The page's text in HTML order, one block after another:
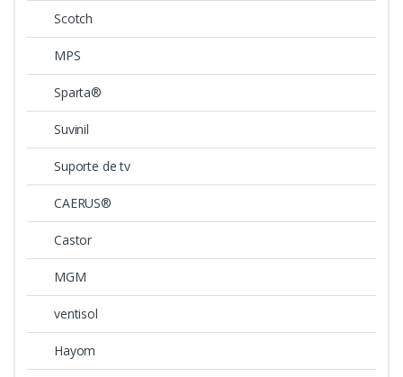
Scotch
MPS
Sparta®
Suvinil
Suporte de tv
CAERUS®
Castor
MGM
ventisol
Hayom